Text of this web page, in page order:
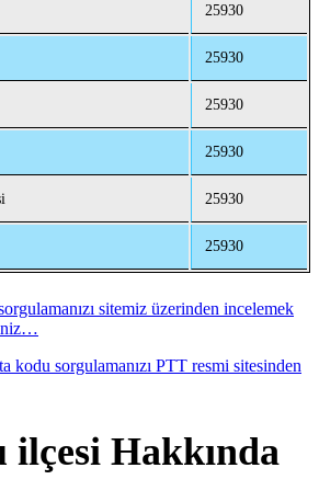
25930
25930
25930
25930
25930
25930
sitemiz üzerinden incelemek
kodu sorgulamanızı PTT resmi sitesinden
ilçesi Hakkında